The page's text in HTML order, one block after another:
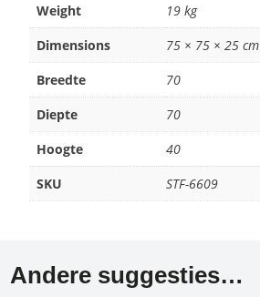
Weight
19 kg
Dimensions
75 × 75 × 25 cm
Breedte
70
Diepte
70
Hoogte
40
SKU
STF-6609
Andere suggesties…